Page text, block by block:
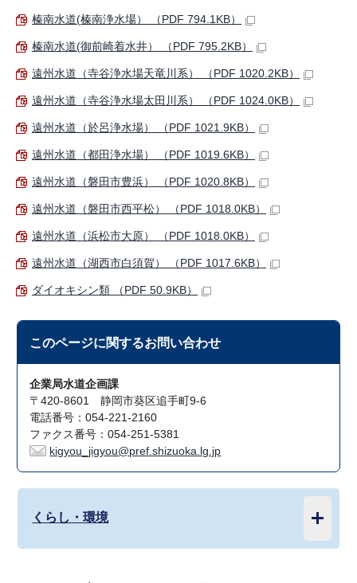
榛南水道(榛南浄水場） （PDF 794.1KB）
榛南水道(御前崎着水井） （PDF 795.2KB）
遠州水道（寺谷浄水場天竜川系） （PDF 1020.2KB）
遠州水道（寺谷浄水場太田川系） （PDF 1024.0KB）
遠州水道（於呂浄水場） （PDF 1021.9KB）
遠州水道（都田浄水場） （PDF 1019.6KB）
遠州水道（磐田市豊浜） （PDF 1020.8KB）
遠州水道（磐田市西平松） （PDF 1018.0KB）
遠州水道（浜松市大原） （PDF 1018.0KB）
遠州水道（湖西市白須賀） （PDF 1017.6KB）
ダイオキシン類 （PDF 50.9KB）
このページに関するお問い合わせ
企業局水道企画課
〒420-8601 静岡市葵区追手町9-6
電話番号：054-221-2160
ファクス番号：054-251-5381
kigyou_jigyou@pref.shizuoka.lg.jp
くらし・環境